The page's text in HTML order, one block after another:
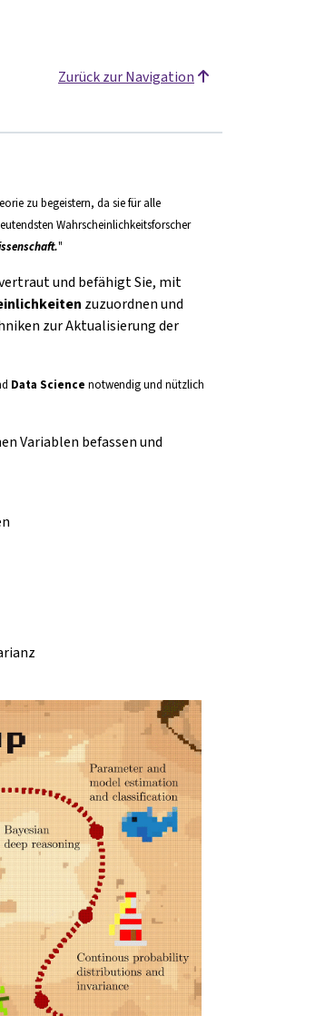
Zurück zur Navigation
zu begeistern, da sie für alle
Wahrscheinlichkeitsforscher
"
und befähigt Sie, mit
zuzuordnen und
zur Aktualisierung der
Data Science notwendig und nützlich
Variablen befassen und